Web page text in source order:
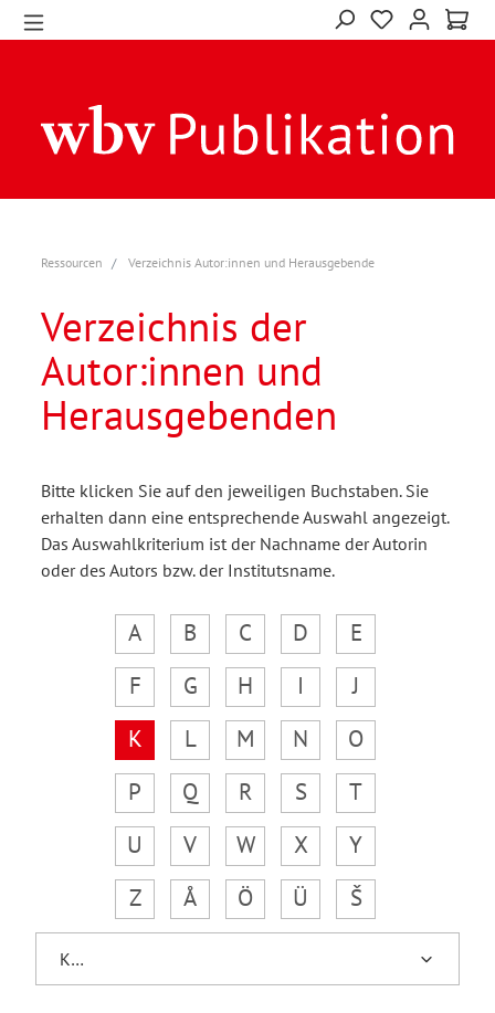
Ressourcen Verzeichnis Autor:innen und Herausgebende
Verzeichnis der
Autor:innen und
Herausgebenden
Bitte klicken Sie auf den jeweiligen Buchstaben. Sie
erhalten dann eine entsprechende Auswahl angezeigt.
Das Auswahlkriterium ist der Nachname der Autorin
oder des Autors bzw. der Institutsname.
A B C D
E
F
G H I
J
K
L M N
O
P
Q R S
T
U
V W X
Y
Z
Å Ö Ü Š